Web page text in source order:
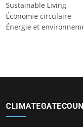
Sustainable Living
Économie circulaire
Énergie et